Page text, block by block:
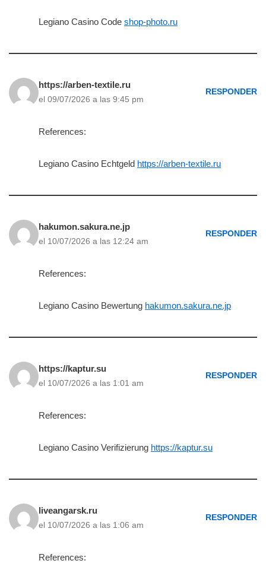
Legiano Casino Code shop-photo.ru
https://arben-textile.ru
el 09/07/2026 a las 9:45 pm
RESPONDER
References:
Legiano Casino Echtgeld https://arben-textile.ru
hakumon.sakura.ne.jp
el 10/07/2026 a las 12:24 am
RESPONDER
References:
Legiano Casino Bewertung hakumon.sakura.ne.jp
https://kaptur.su
el 10/07/2026 a las 1:01 am
RESPONDER
References:
Legiano Casino Verifizierung https://kaptur.su
liveangarsk.ru
el 10/07/2026 a las 1:06 am
RESPONDER
References: